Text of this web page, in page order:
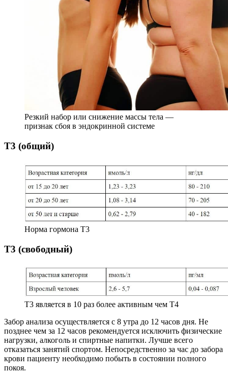
Резкий набор или снижение массы тела —
признак сбоя в эндокринной системе
Т3 (общий)
Норма гормона Т3
Т3 (свободный)
Т3 является в 10 раз более активным чем Т4
Забор анализа осуществляется с 8 утра до 12 часов дня. Не
позднее чем за 12 часов рекомендуется исключить физические
нагрузки, алкоголь и спиртные напитки. Лучше всего
отказаться занятий спортом. Непосредственно за час до забора
крови пациенту необходимо побыть в состоянии полного
покоя.